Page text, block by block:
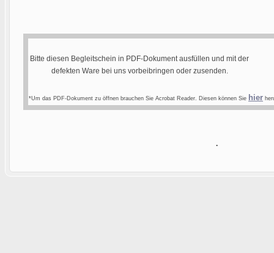
Bitte diesen Begleitschein in PDF-Dokument ausfüllen und mit der
defekten Ware bei uns vorbeibringen oder zusenden.
*Um das PDF-Dokument zu öffnen brauchen Sie Acrobat Reader. Diesen können Sie hier
.